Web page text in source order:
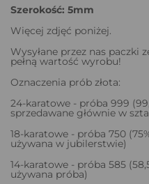
Szerokość: 5mm
Więcej zdjęć poniżej.
Wysyłane przez nas paczki
pełną wartość wyrobu!
Oznaczenia prób złota:
24-karatowe - próba 999
sprzedawane głównie w
18-karatowe - próba 750
używana w jubilerstwie)
14-karatowe - próba 585
używana próba)